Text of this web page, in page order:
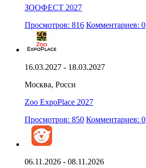
ЗООФЕСТ 2027
Просмотров: 816 Комментариев: 0
16.03.2027 - 18.03.2027
Москва, Росси
Zoo ExpoPlace 2027
Просмотров: 850 Комментариев: 0
06.11.2026 - 08.11.2026